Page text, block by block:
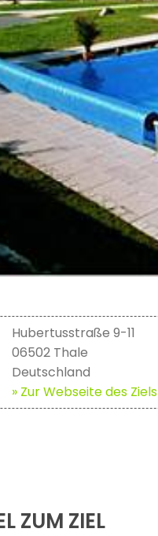
Hubertusstraße 9-11
06502 Thale
Deutschland
» Zur Webseite des Ziels
ZUM ZIEL